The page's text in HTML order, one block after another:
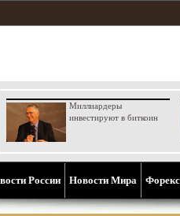
Миллиардеры
инвестируют в биткоин
России Новости Мира Форекс